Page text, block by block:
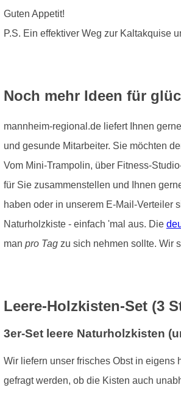
Guten Appetit!
P.S. Ein effektiver Weg zur Kaltakquise
Noch mehr Ideen für
mannheim-regional.de liefert Ihnen
und gesunde Mitarbeiter. Sie möchten
Vom Mini-Trampolin, über Fitness-
für Sie zusammenstellen und Ihnen
haben oder in unserem E-Mail-Verteiler
Naturholzkiste - einfach 'mal aus. Die
man pro Tagzu sich nehmen sollte. Wir
Leere-Holzkisten-Set (3
3er-Set leere Naturholzkisten
Wir liefern unser frisches Obst in
gefragt werden, ob die Kisten auch